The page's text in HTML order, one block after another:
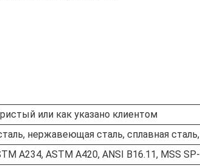
или как указано клиентом
нержавеющая сталь, сплавная
A234, ASTM A420, ANSI B16.11, MSS